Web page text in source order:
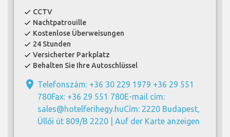
check CCTV
check Nachtpatrouille
check Kostenlose Überweisungen
check 24 Stunden
check Versicherter Parkplatz
check Behalten Sie Ihre Autoschlüssel
place Telefonszám: +36 30 229 1979 +36 29 551
780Fax: +36 29 551 780E-mail cím:
sales@hotelferihegy.huCím: 2220 Budapest,
Üllői út 809/B 2220 | Auf der Karte anzeigen